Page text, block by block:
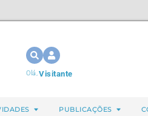
Olá,Visitante
PUBLICAÇÕES